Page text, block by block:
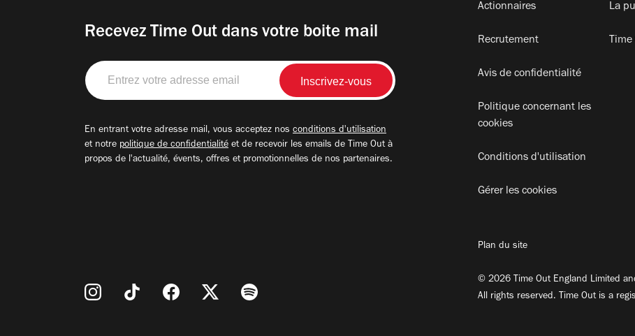
Recevez Time Out dans votre boite mail
Entrez
votre
adresse
En entrant votre adresse mail, vous acceptez nos conditions d'utilisation
et notre politique de confidentialité et de recevoir les emails de Time Out à
propos de l'actualité, évents, offres et promotionnelles de nos partenaires.
Actionnaires
Recrutement
Avis de confidentialité
Politique concernant les
cookies
Conditions d'utilisation
Gérer les cookies
La
Plan du site
© 2026 Time Out England Limited
All rights reserved. Time Out is a